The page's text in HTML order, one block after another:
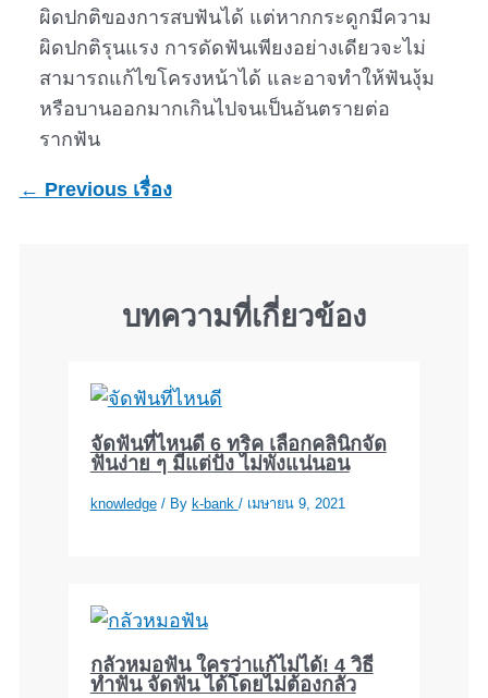
ผิดปกติของการสบฟันได้ แต่หากกระดูกมีความ
ผิดปกติรุนแรง การดัดฟันเพียงอย่างเดียวจะไม่
สามารถแก้ไขโครงหน้าได้ และอาจทำให้ฟันงุ้ม
หรือบานออกมากเกินไปจนเป็นอันตรายต่อ
รากฟัน
← Previous เรื่อง
บทความที่เกี่ยวข้อง
จัดฟันที่ไหนดี 6 ทริค เลือกคลินิกจัด
ฟันง่าย ๆ มีแต่ปัง ไม่พังแน่นอน
knowledge/ By k-bank / เมษายน 9, 2021
กลัวหมอฟัน ใครว่าแก้ไม่ได้! 4 วิธี
ทำฟัน จัดฟัน ได้โดยไม่ต้องกลัว